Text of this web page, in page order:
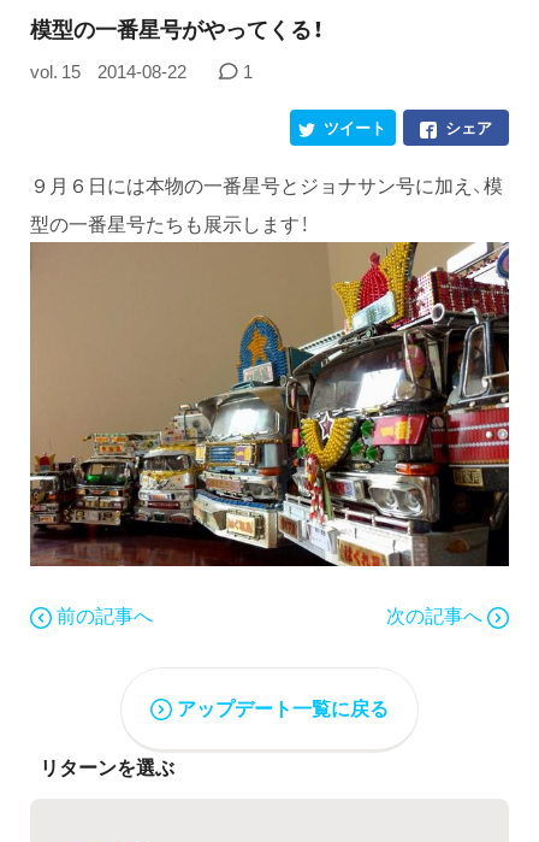
模型の一番星号がやってくる！
vol. 15 2014-08-22 1
シェア
ツイート
９月６日には本物の一番星号とジョナサン号に加え、模
型の一番星号たちも展示します！
前の記事へ 次の記事へ
アップデート一覧に戻る
リターンを選ぶ